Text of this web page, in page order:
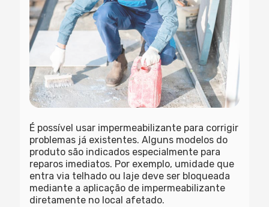
É possível usar impermeabilizante para corrigir
problemas já existentes. Alguns modelos do
produto são indicados especialmente para
reparos imediatos. Por exemplo, umidade que
entra via telhado ou laje deve ser bloqueada
mediante a aplicação de impermeabilizante
diretamente no local afetado.